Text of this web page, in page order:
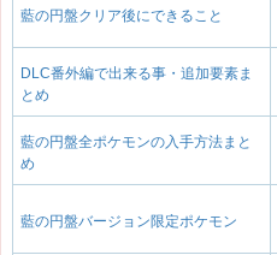
藍の円盤クリア後にできること
DLC番外編で出来る事・追加要素ま
とめ
藍の円盤全ポケモンの入手方法まと
め
藍の円盤バージョン限定ポケモン